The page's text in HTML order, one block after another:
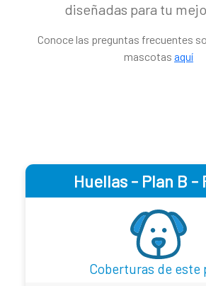
diseñadas para tu
Conoce las preguntas frecuentes
mascotas aquí
Huellas - Plan B -
Coberturas de este